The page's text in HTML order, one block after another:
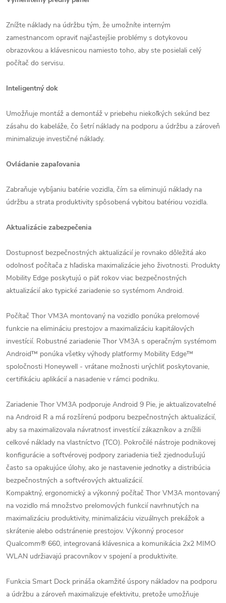
Znížte náklady na údržbu tým, že umožníte interným
zamestnancom opraviť najčastejšie problémy s dotykovou
obrazovkou a klávesnicou namiesto toho, aby ste posielali celý
počítač do servisu.
Inteligentný dok
Umožňuje montáž a demontáž v priebehu niekoľkých sekúnd bez
zásahu do kabeláže, čo šetrí náklady na podporu a údržbu a zároveň
minimalizuje investičné náklady.
Ovládanie zapaľovania
Zabraňuje vybíjaniu batérie vozidla, čím sa eliminujú náklady na
údržbu a strata produktivity spôsobená vybitou batériou vozidla.
Aktualizácie zabezpečenia
Dostupnosť bezpečnostných aktualizácií je rovnako dôležitá ako
odolnosť počítača z hľadiska maximalizácie jeho životnosti. Produkty
Mobility Edge poskytujú o päť rokov viac bezpečnostných
aktualizácií ako typické zariadenie so systémom Android.
Počítač Thor VM3A montovaný na vozidlo ponúka prelomové
funkcie na elimináciu prestojov a maximalizáciu kapitálových
investícií. Robustné zariadenie Thor VM3A s operačným systémom
Android™ ponúka všetky výhody platformy Mobility Edge™
spoločnosti Honeywell - vrátane možnosti urýchliť poskytovanie,
certifikáciu aplikácií a nasadenie v rámci podniku.
Zariadenie Thor VM3A podporuje Android 9 Pie, je aktualizovateľné
na Android R a má rozšírenú podporu bezpečnostných aktualizácií,
aby sa maximalizovala návratnosť investícií zákazníkov a znížili
celkové náklady na vlastníctvo (TCO). Pokročilé nástroje podnikovej
konfigurácie a softvérovej podpory zariadenia tiež zjednodušujú
často sa opakujúce úlohy, ako je nastavenie jednotky a distribúcia
bezpečnostných a softvérových aktualizácií.
Kompaktný, ergonomický a výkonný počítač Thor VM3A montovaný
na vozidlo má množstvo prelomových funkcií navrhnutých na
maximalizáciu produktivity, minimalizáciu vizuálnych prekážok a
skrátenie alebo odstránenie prestojov. Výkonný procesor
Qualcomm® 660, integrovaná klávesnica a komunikácia 2x2 MIMO
WLAN udržiavajú pracovníkov v spojení a produktivite.
Funkcia Smart Dock prináša okamžité úspory nákladov na podporu
a údržbu a zároveň maximalizuje efektivitu, pretože umožňuje